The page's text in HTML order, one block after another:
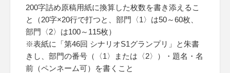
200字詰め原稿用紙に換算した枚数を書き添えるこ
と（20字×20行で打つと、部門〈1〉は50～60枚、
部門〈2〉は100～115枚）
※表紙に「第46回 シナリオS1グランプリ」と朱書
きし、部門の番号（〈1〉または〈2〉）・題名・名
前（ペンネーム可）を書くこと